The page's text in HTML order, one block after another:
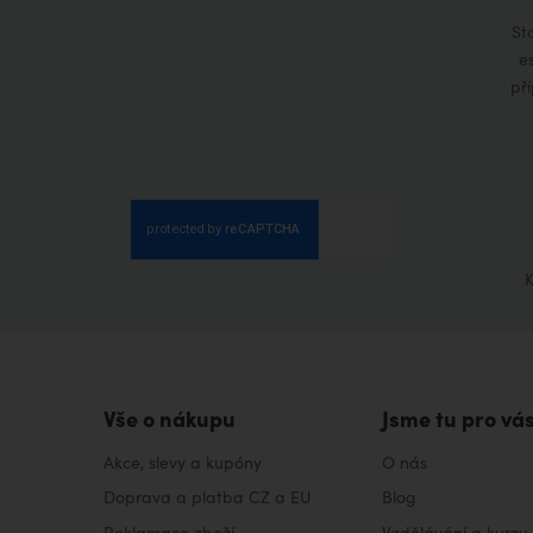
Vše o nákupu
Akce, slevy a kupóny
Doprava a platba CZ a EU
Jsme tu pro
O nás
Blog